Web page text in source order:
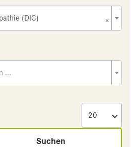
×
(DIC)
...
Suchen